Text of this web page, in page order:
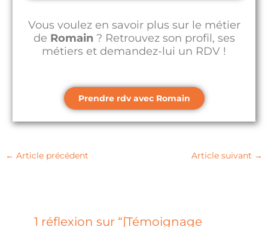
Vous voulez en savoir plus sur le métier
de Romain? Retrouvez son profil, ses
métiers et demandez-lui un RDV !
Prendre rdv avec Romain
← Article précédent Article suivant →
1 réflexion sur “[Témoignage